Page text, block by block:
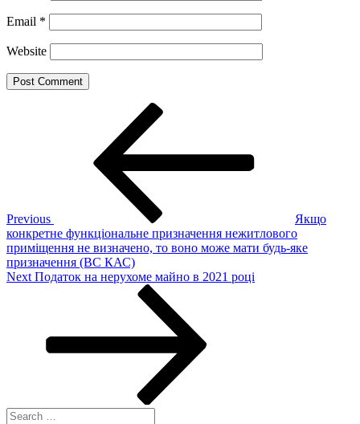
Email *
Website
Previous
Якщо
конкретне функціональне призначення нежитлового
приміщення не визначено, то воно може мати будь-яке
призначення (ВС КАС)
Next
Next Податок на нерухоме майно в 2021 році
Search